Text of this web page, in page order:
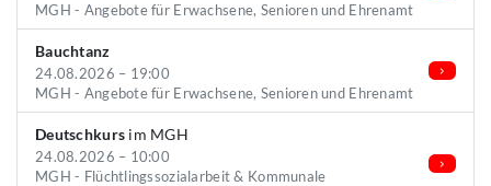
MGH - Angebote für Erwachsene, Senioren und Ehrenamt
Bauchtanz
24.08.2026 – 19:00
MGH - Angebote für Erwachsene, Senioren und Ehrenamt
Deutschkurs im MGH
24.08.2026 – 10:00
MGH - Flüchtlingssozialarbeit & Kommunale